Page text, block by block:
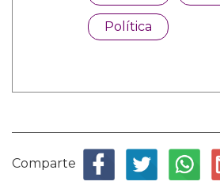
Política
Comparte